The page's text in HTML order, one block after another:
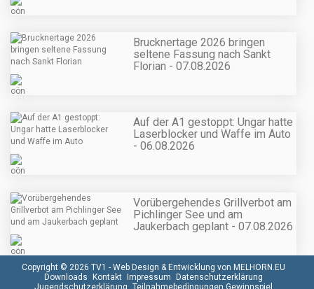
Brucknertage 2026 bringen
seltene Fassung nach Sankt
Florian - 07.08.2026
Auf der A1 gestoppt: Ungar hatte
Laserblocker und Waffe im Auto
- 06.08.2026
Vorübergehendes Grillverbot am
Pichlinger See und am
Jaukerbach geplant - 07.08.2026
Copyright © 2026 TV1 - Web Design & Entwicklung von MELHORN.EU
Downloads Kontakt Impressum Datenschutzerklärung
Jugendschutzerklärung Teilnahmebedingungen Gewinnspiel